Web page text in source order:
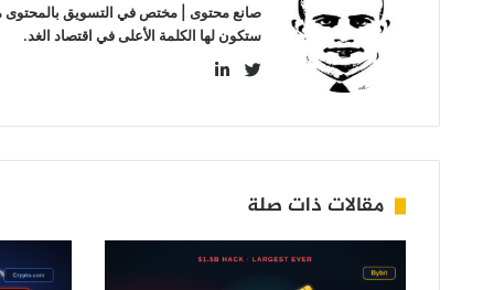
صانع محتوى | مختص في التسويق بالمحتوى
ستكون لها الكلمة الأعلى في اقتصاد الغد.
مقالات ذات صلة